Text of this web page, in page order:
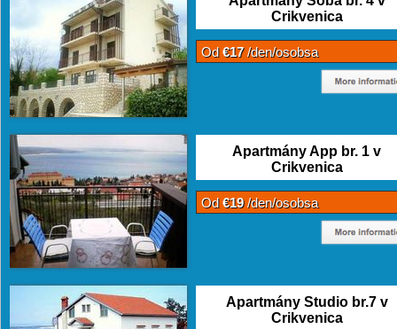
Crikvenica
Od€17/den/osobsa
Apartmány App br. 1 v
Crikvenica
Od€19/den/osobsa
Apartmány Studio br.7 v
Crikvenica